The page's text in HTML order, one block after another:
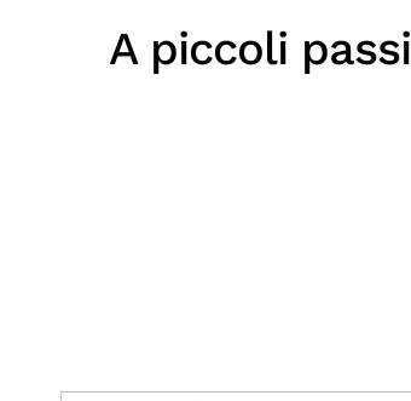
A piccoli passi